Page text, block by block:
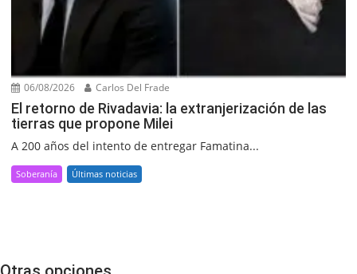
06/08/2026 Carlos Del Frade
El retorno de Rivadavia: la extranjerización de las
tierras que propone Milei
A 200 años del intento de entregar Famatina...
Soberanía Últimas noticias